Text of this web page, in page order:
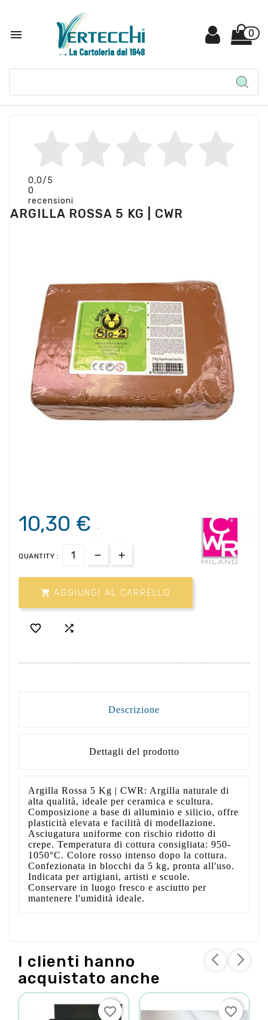
 0
0,0/5
0
recensioni
ARGILLA ROSSA 5 KG | CWR
10,30 € .
QUANTITY :
 AGGIUNGI AL CARRELLO
 
Descrizione
Dettagli del prodotto
Argilla Rossa 5 Kg | CWR: Argilla naturale di
alta qualità, ideale per ceramica e scultura.
Composizione a base di alluminio e silicio, offre
plasticità elevata e facilità di modellazione.
Asciugatura uniforme con rischio ridotto di
crepe. Temperatura di cottura consigliata: 950-
1050°C. Colore rosso intenso dopo la cottura.
Confezionata in blocchi da 5 kg, pronta all'uso.
Indicata per artigiani, artisti e scuole.
Conservare in luogo fresco e asciutto per
mantenere l'umidità ideale.
I clienti hanno
acquistato anche
favorite_border favorite_border